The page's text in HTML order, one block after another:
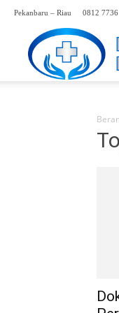
Pekanbaru – Riau 0812